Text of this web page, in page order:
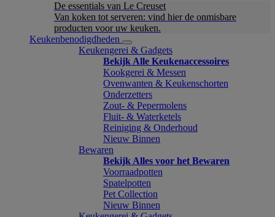
De essentials van Le Creuset
Van koken tot serveren: vind hier de onmisbare
producten voor uw keuken.
Keukenbenodigdheden
Keukengerei & Gadgets
Bekijk Alle Keukenaccessoires
Kookgerei & Messen
Ovenwanten & Keukenschorten
Onderzetters
Zout- & Pepermolens
Fluit- & Waterketels
Reiniging & Onderhoud
Nieuw Binnen
Bewaren
Bekijk Alles voor het Bewaren
Voorraadpotten
Spatelpotten
Pet Collection
Nieuw Binnen